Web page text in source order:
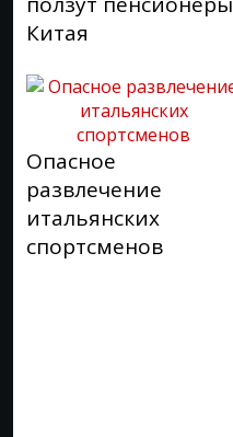
Китая
Опасное
развлечение
итальянских
спортсменов